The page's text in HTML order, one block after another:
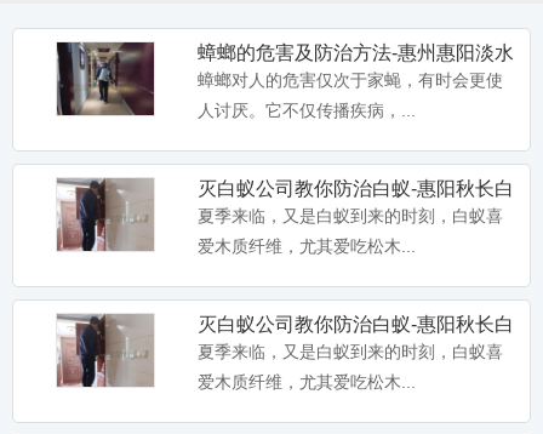
蟑螂的危害及防治方法-惠州惠阳淡水
杀虫公司,淡水灭蟑螂
蟑螂对人的危害仅次于家蝇，有时会更使
人讨厌。它不仅传播疾病，...
灭白蚁公司教你防治白蚁-惠阳秋长白
蚁防治,沙田灭白蚁公司
夏季来临，又是白蚁到来的时刻，白蚁喜
爱木质纤维，尤其爱吃松木...
灭白蚁公司教你防治白蚁-惠阳秋长白
蚁防治,沙田灭白蚁公司
夏季来临，又是白蚁到来的时刻，白蚁喜
爱木质纤维，尤其爱吃松木...
卫豹·10%吡虫啉悬浮剂-惠州淡水装
修预防白蚁杀白药物-惠
卫豹·10%吡虫啉悬浮剂,兑水比例：1：
100倍,惠州淡水装...
卫豹·卫喜2.5%氟虫腈悬浮剂-惠州装